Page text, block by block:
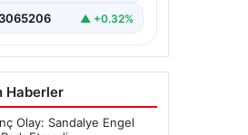
Olay: Sandalye Engel
Etmedi